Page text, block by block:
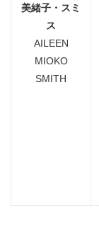
美緒子・スミ
ス
AILEEN
MIOKO
SMITH